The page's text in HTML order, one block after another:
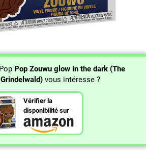
Pop Zouwu glow in the dark (The
vous intéresse ?
Vérifier la
disponibilité sur